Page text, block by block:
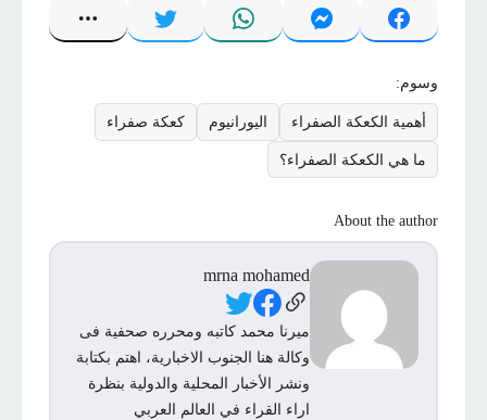
وسوم:
أهمية الكعكة الصفراء اليورانيوم كعكة صفراء
ما هي الكعكة الصفراء؟
About the author
mrna mohamed
Social Links
ميرنا محمد كاتبه ومحرره صحفية فى
وكالة هنا الجنوب الاخبارية، اهتم بكتابة
ونشر الأخبار المحلية والدولية بنظرة
اراء القراء في العالم العربي